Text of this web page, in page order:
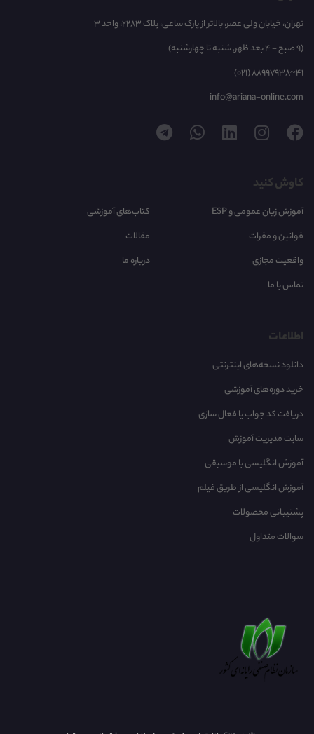
تهران، خیابان ولی عصر، بالاتر از پارک ساعی، پلاک 2283، واحد 3
(9 صبح - 4 بعد ظهر, شنبه تا چهارشنبه)
(021) 88997938~41
info@ariana-online.com
کاوش کنید
آموزش زبان عمومی و ESP
کتاب‌های آموزشی
قوانین و مقرات
مقالات
واقعیت مجازی
درباره ما
تماس با ما
اطلاعات
دانلود نسخه‌های اینترنتی
خرید دوره‌های آموزشی
دریافت کد جواب یا فعال سازی
سایت مدیریت آموزش
آموزش انگلیسی با موسیقی‌
آموزش انگلیسی از طریق فیلم
پشتیبانی محصولات
سوالات متداول